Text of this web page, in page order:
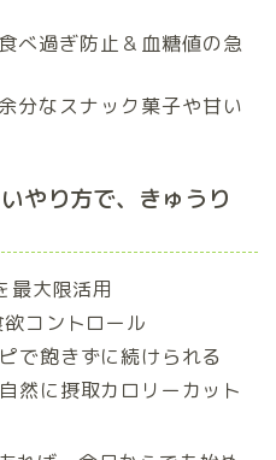
べ過ぎ防止＆血糖値の急
分なスナック菓子や甘い
やり方で、きゅうり
最大限活用
コントロール
で飽きずに続けられる
然に摂取カロリーカット